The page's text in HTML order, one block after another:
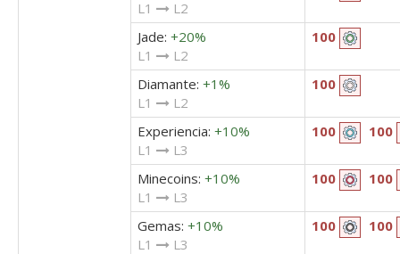
L1
L2
Jade: +20%
L1
L2
100
Diamante: +1%
L1
L2
100
Experiencia: +10%
L1
L3
100 100
Minecoins: +10%
L1
L3
100 100
Gemas: +10%
L1
L3
100 100